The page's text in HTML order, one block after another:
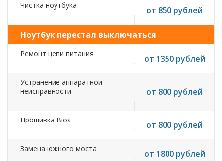
Чистка ноутбука от 850 рублей
Ноутбук перестал выключаться
Ремонт цепи питания от 1350 рублей
Устранение аппаратной
неисправности
от 800 рублей
Прошивка Bios от 800 рублей
Замена южного моста от 1800 рублей